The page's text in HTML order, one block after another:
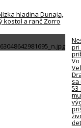
hladina Dunaja,
kostol a ranč Zorro
pri
Vo
sa